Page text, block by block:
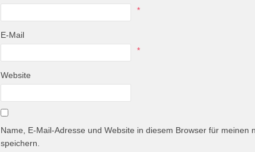
*
E-Mail
*
Website
Name, E-Mail-Adresse und Website in diesem Browser für meinen
speichern.